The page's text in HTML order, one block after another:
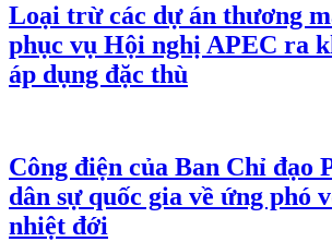
Loại trừ các dự án thương
phục vụ Hội nghị APEC ra
áp dụng đặc thù
Công điện của Ban Chỉ đạo
dân sự quốc gia về ứng phó
nhiệt đới